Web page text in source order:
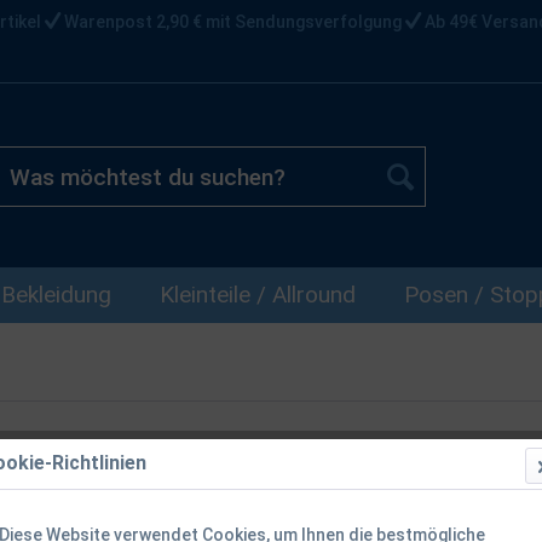
Warenpost 2,90 € mit Sendungsverfolgung Ab 49€
Bekleidung Kleinteile / Allround Posen /
Richtlinien
Diese Website verwendet Cookies, um Ihnen die bestmögliche